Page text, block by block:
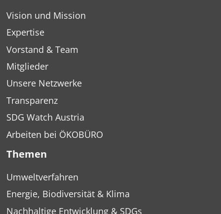
Vision und Mission
Expertise
Vorstand & Team
Mitglieder
Unsere Netzwerke
Transparenz
SDG Watch Austria
Arbeiten bei ÖKOBÜRO
Themen
Umweltverfahren
Energie, Biodiversität & Klima
Nachhaltige Entwicklung & SDGs